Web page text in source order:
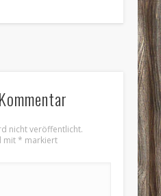
nicht veröffentlicht.
mit* markiert